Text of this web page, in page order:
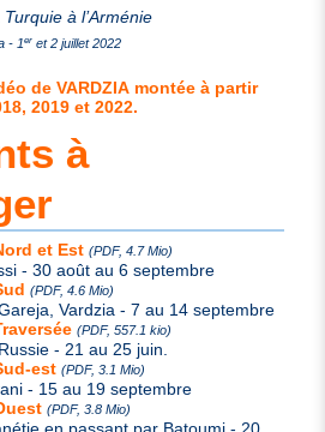
à l’Arménie
- 1er et 2 juillet 2022
deVARDZIA montée à partir
2019 et 2022.
à
et Est (PDF, 4.7 Mio)
- 30 août au 6 septembre
(PDF, 4.6 Mio)
Vardzia - 7 au 14 septembre
(PDF, 557.1 kio)
- 21 au 25 juin.
est (PDF, 3.1 Mio)
- 15 au 19 septembre
(PDF, 3.8 Mio)